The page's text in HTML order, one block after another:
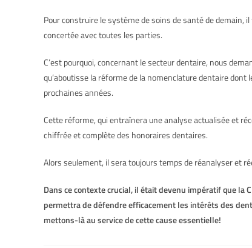
Pour construire le système de soins de santé de demain,
concertée avec toutes les parties.
C’est pourquoi, concernant le secteur dentaire, nous
qu’aboutisse la réforme de la nomenclature dentaire
prochaines années.
Cette réforme, qui entraînera une analyse actualisée et
chiffrée et complète des honoraires dentaires.
Alors seulement, il sera toujours temps de réanalyser et
Dans ce contexte crucial, il était devenu impératif que
permettra de défendre efficacement les intérêts des
mettons-là au service de cette cause essentielle!